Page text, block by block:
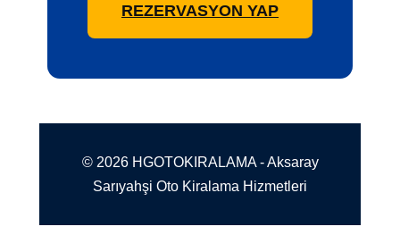
REZERVASYON YAP
© 2026 HGOTOKIRALAMA - Aksaray
Sarıyahşi Oto Kiralama Hizmetleri